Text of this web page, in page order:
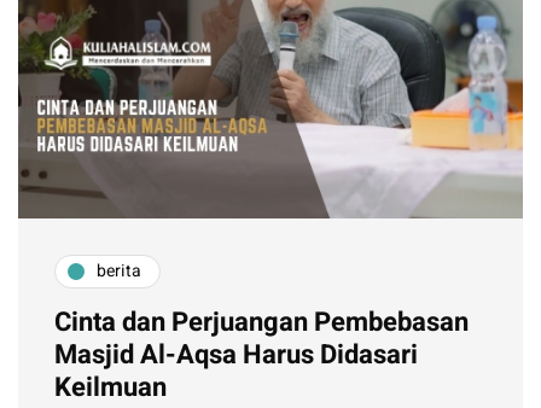
berita
Cinta dan Perjuangan Pembebasan
Masjid Al-Aqsa Harus Didasari
Keilmuan